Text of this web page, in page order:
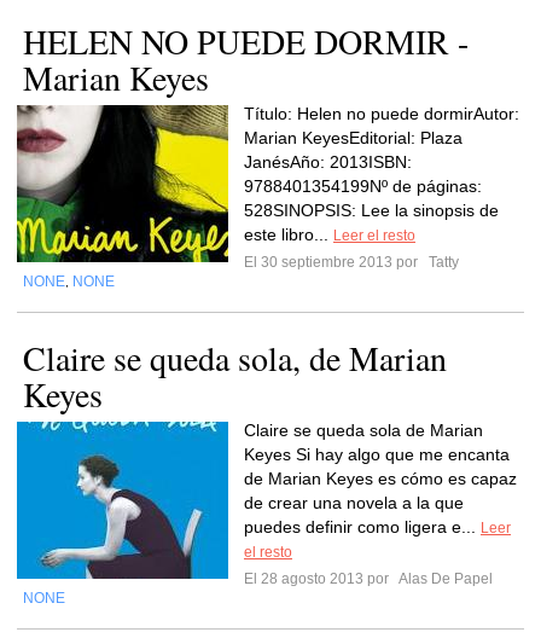
HELEN NO PUEDE DORMIR -
Marian Keyes
Título: Helen no puede dormirAutor:
Marian KeyesEditorial: Plaza
JanésAño: 2013ISBN:
9788401354199Nº de páginas:
528SINOPSIS: Lee la sinopsis de
este libro...
Leer el resto
El 30 septiembre 2013 por
Tatty
NONE NONE
Claire se queda sola, de Marian
Keyes
Claire se queda sola de Marian
Keyes Si hay algo que me encanta
de Marian Keyes es cómo es capaz
de crear una novela a la que
puedes definir como ligera e...
Leer
el resto
El 28 agosto 2013 por Alas De Papel
NONE